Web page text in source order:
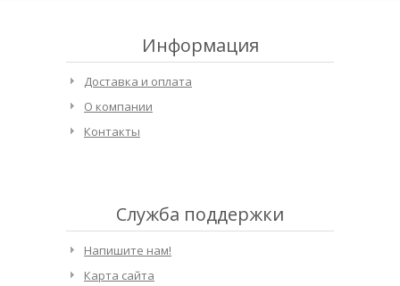
Информация
Доставка и оплата
О компании
Контакты
Служба поддержки
Напишите нам!
Карта сайта